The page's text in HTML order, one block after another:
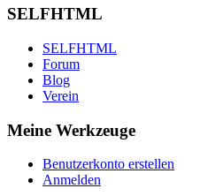
SELFHTML
SELFHTML
Forum
Blog
Verein
Meine Werkzeuge
Benutzerkonto erstellen
Anmelden